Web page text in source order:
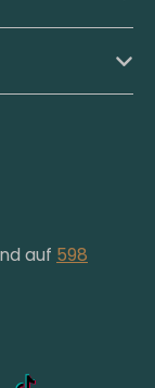
auf 598